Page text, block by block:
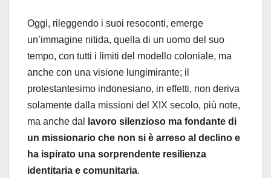
Oggi, rileggendo i suoi resoconti, emerge
un’immagine nitida, quella di un uomo del suo
tempo, con tutti i limiti del modello coloniale, ma
anche con una visione lungimirante; il
protestantesimo indonesiano, in effetti, non deriva
solamente dalla missioni del XIX secolo, più note,
ma anche dal
lavoro silenzioso ma fondante di
un missionario che non si è arreso al declino e
ha ispirato una sorprendente resilienza
identitaria e comunitaria.